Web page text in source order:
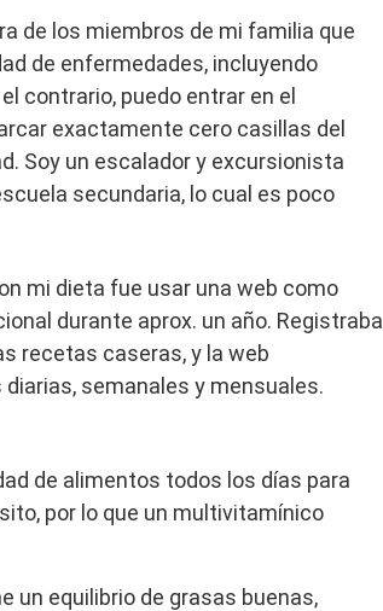
de los miembros de mi familia que
de enfermedades, incluyendo
contrario, puedo entrar en el
exactamente cero casillas del
Soy un escalador y excursionista
secundaria, lo cual es poco
mi dieta fue usar una web como
durante aprox. un año. Registraba
recetas caseras, y la web
semanales y mensuales.
de alimentos todos los días para
por lo que un multivitamínico
un equilibrio de grasas buenas,